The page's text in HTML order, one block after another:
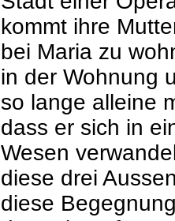
kommt ihre
bei Maria zu
in der Wohnung
so lange alleine
dass er sich in
Wesen
diese drei
diese